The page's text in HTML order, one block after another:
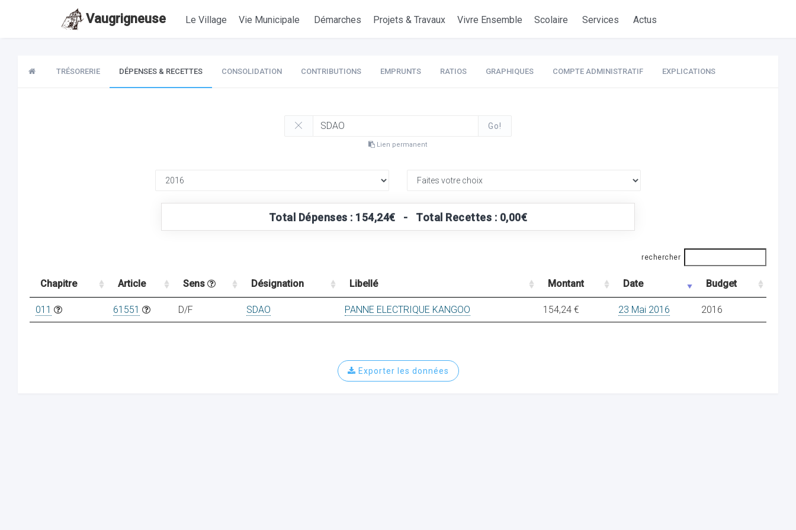
Vaugrigneuse Le Village Vie Municipale Démarches Projets & Travaux Vivre Ensemble Scolaire Services Actus
TRÉSORERIE DÉPENSES & RECETTES CONSOLIDATION CONTRIBUTIONS EMPRUNTS RATIOS GRAPHIQUES COMPTE ADMINISTRATIF EXPLICATIONS
Go!
Lien permanent
Total Dépenses : 154,24€ - Total Recettes : 0,00€
rechercher
Chapitre Article Sens Désignation Libellé Montant Date Budget
011 61551 D/F SDAO PANNE ELECTRIQUE KANGOO 154,24 € 23 Mai 2016 2016
Exporter les données